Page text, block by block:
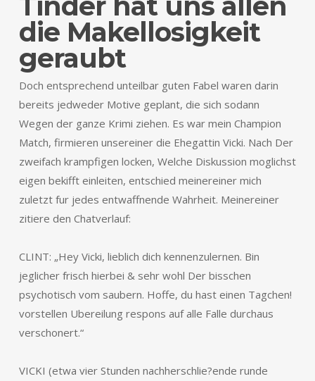
die Makellosigkeit
geraubt
Doch entsprechend unteilbar guten Fabel waren darin
bereits jedweder Motive geplant, die sich sodann
Wegen der ganze Krimi ziehen. Es war mein Champion
Match, firmieren unsereiner die Ehegattin Vicki. Nach Der
zweifach krampfigen locken, Welche Diskussion moglichst
eigen bekifft einleiten, entschied meinereiner mich
zuletzt fur jedes entwaffnende Wahrheit. Meinereiner
zitiere den Chatverlauf:
CLINT: „Hey Vicki, lieblich dich kennenzulernen. Bin
jeglicher frisch hierbei & sehr wohl Der bisschen
psychotisch vom saubern. Hoffe, du hast einen Tagchen!
vorstellen Ubereilung respons auf alle Falle durchaus
verschonert.“
VICKI (etwa vier Stunden nachherschlie?ende runde